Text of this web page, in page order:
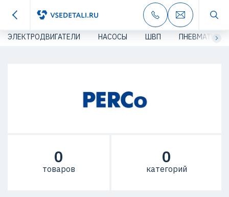
ЭЛЕКТРОДВИГАТЕЛИ НАСОСЫ ШВП ПНЕВМАТИКА
0
товаров
0
категорий